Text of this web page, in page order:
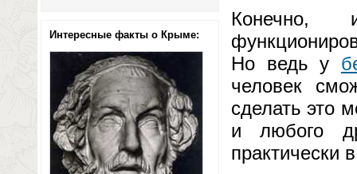
Интересные факты о Крыме:
Конечно,
Но ведь у
человек
сделать это
и любого
практически